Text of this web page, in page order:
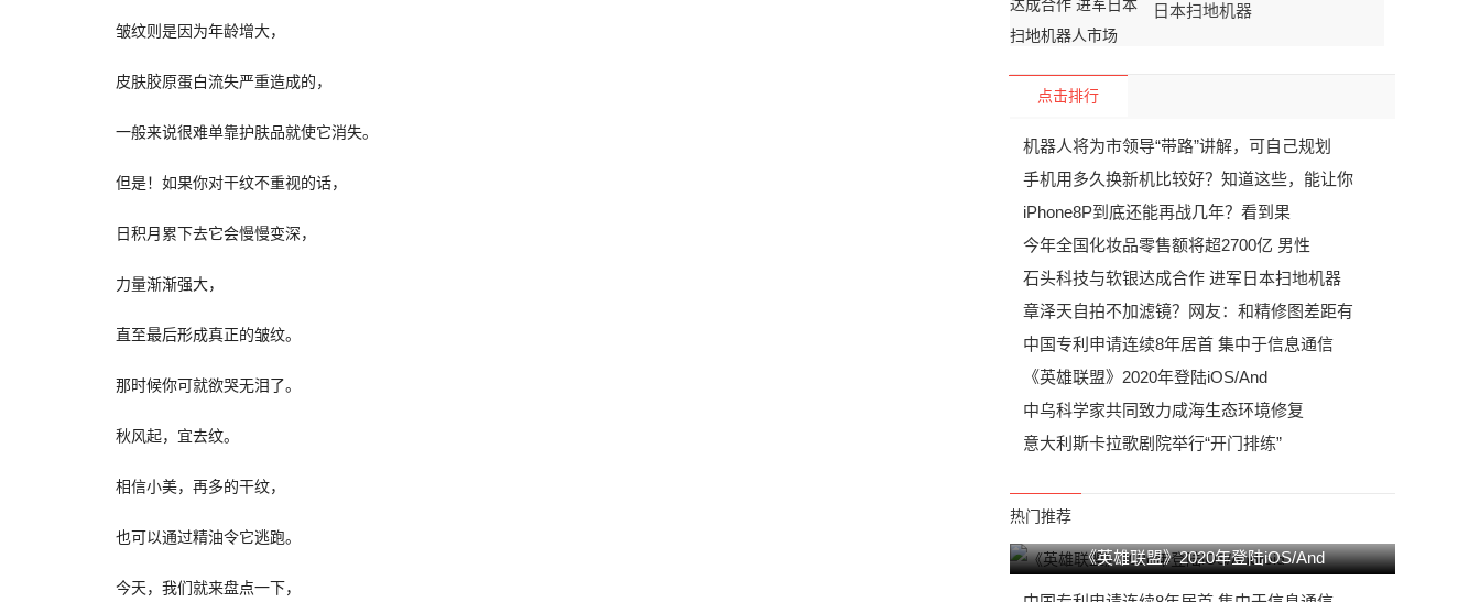
皱纹则是因为年龄增大，
皮肤胶原蛋白流失严重造成的，
一般来说很难单靠护肤品就使它消失。
但是！如果你对干纹不重视的话，
日积月累下去它会慢慢变深，
力量渐渐强大，
直至最后形成真正的皱纹。
那时候你可就欲哭无泪了。
秋风起，宜去纹。
相信小美，再多的干纹，
也可以通过精油令它逃跑。
今天，我们就来盘点一下，
日本扫地机器
点击排行
机器人将为市领导“带路”讲解，可自己规划
手机用多久换新机比较好？知道这些，能让你
iPhone8P到底还能再战几年？看到果
今年全国化妆品零售额将超2700亿 男性
石头科技与软银达成合作 进军日本扫地机器
章泽天自拍不加滤镜？网友：和精修图差距有
中国专利申请连续8年居首 集中于信息通信
《英雄联盟》2020年登陆iOS/And
中乌科学家共同致力咸海生态环境修复
意大利斯卡拉歌剧院举行“开门排练”
热门推荐
《英雄联盟》2020年登陆iOS/And